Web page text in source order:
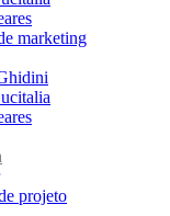
marketing
projeto